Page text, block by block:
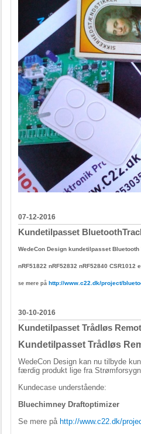
07-12-2016
Kundetilpasset
WedeCon Design kundetilpasset Bluetooth
nRF51822 nRF52832 nRF52840
se mere på http://www.c22.dk/project/
30-10-2016
Kundetilpasset Trådløs
Kundetilpasset Trådløs
WedeCon Design kan nu tilbyde
færdig produkt lige fra
Kundecase understående:
Bluechimney Draftoptimizer
Se mere på http://www.c22.dk/